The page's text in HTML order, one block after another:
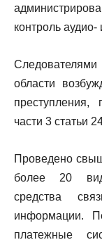
контроль
области
преступления,
части 3 статьи
Проведено
более 20
средства
информации.
платежные